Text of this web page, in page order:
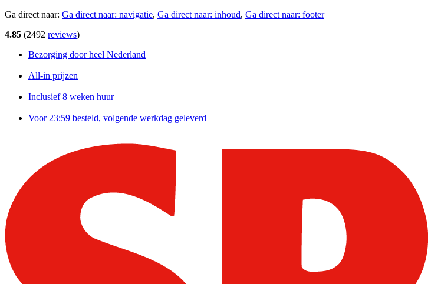
Ga direct naar: Ga direct naar: navigatie, Ga direct naar: inhoud, Ga direct naar: footer
4.85 (2492 reviews)
Bezorging door heel Nederland
All-in prijzen
Inclusief 8 weken huur
Voor 23:59 besteld, volgende werkdag geleverd